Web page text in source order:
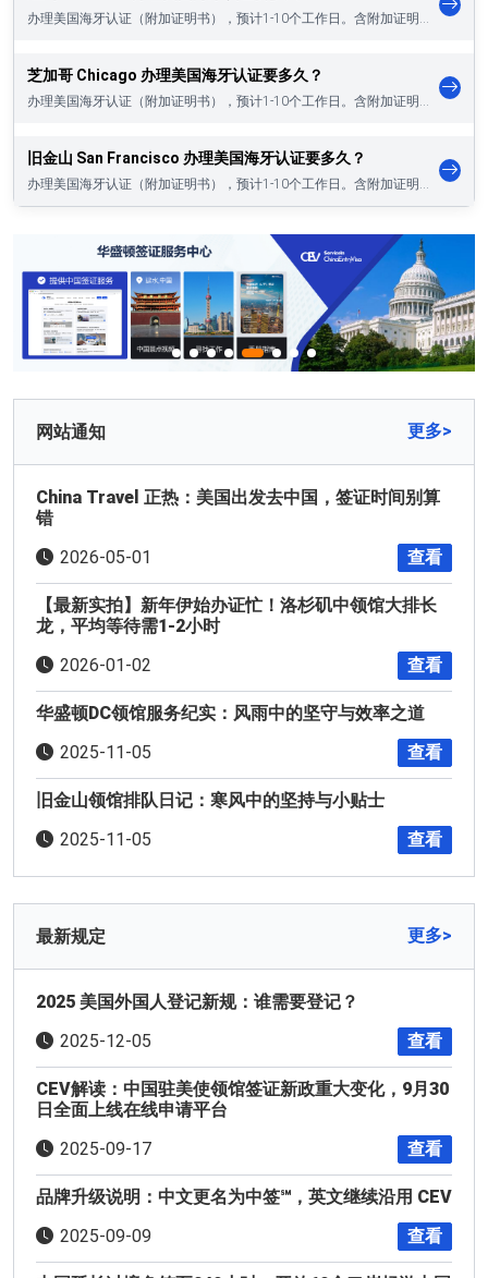
芝加哥 Chicago 办理美国海牙认证要多久？
旧金山 San Francisco 办理美国海牙认证要多久？
网站通知 更多>
China Travel 正热：美国出发去中国，签证时间别算
错
2026-05-01
查看
【最新实拍】新年伊始办证忙！洛杉矶中领馆大排长
龙，平均等待需1-2小时
2026-01-02
查看
华盛顿DC领馆服务纪实：风雨中的坚守与效率之道
2025-11-05
查看
旧金山领馆排队日记：寒风中的坚持与小贴士
2025-11-05
查看
最新规定 更多>
2025 美国外国人登记新规：谁需要登记？
2025-12-05
查看
CEV解读：中国驻美使领馆签证新政重大变化，9月30
日全面上线在线申请平台
2025-09-17
查看
品牌升级说明：中文更名为中签℠，英文继续沿用 CEV
2025-09-09
查看